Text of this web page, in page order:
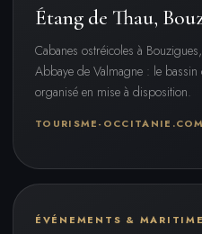
Étang de Thau,
Cabanes ostréicoles à
Abbaye de Valmagne : le
organisé en mise à disposition.
TOURISME-
ÉVÉNEMENTS & MARITIME